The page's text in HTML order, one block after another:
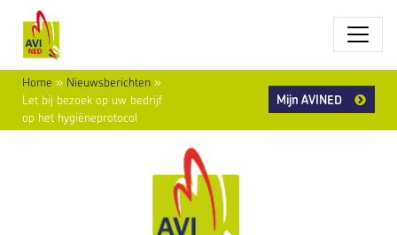
Home » Nieuwsberichten »
Let bij bezoek op uw bedrijf
op het hygiëneprotocol
Mijn AVINED